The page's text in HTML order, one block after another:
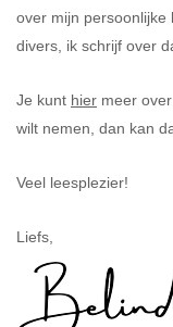
over mijn persoonlijke
divers, ik schrijf over
Je kunt hier meer
wilt nemen, dan kan
Veel leesplezier!
Liefs,